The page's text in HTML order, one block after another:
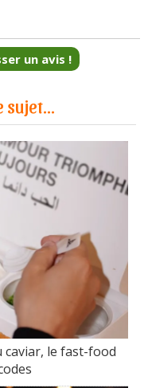
un avis !
sujet...
le fast-food